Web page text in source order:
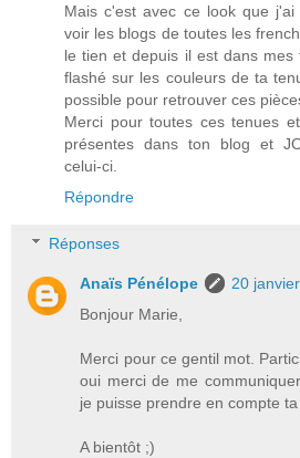
Mais c'est avec ce look que
voir les blogs de toutes les
le tien et depuis il est dans
flashé sur les couleurs de ta
possible pour retrouver ces
Merci pour toutes ces tenues
présentes dans ton blog et
celui-ci.
Répondre
Réponses
Anaïs Pénélope
20
Bonjour Marie,
Merci pour ce gentil mot.
oui merci de me
je puisse prendre en compte
A bientôt ;)